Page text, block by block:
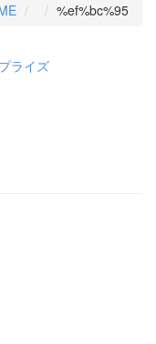
%ef%bc%95
ライズ